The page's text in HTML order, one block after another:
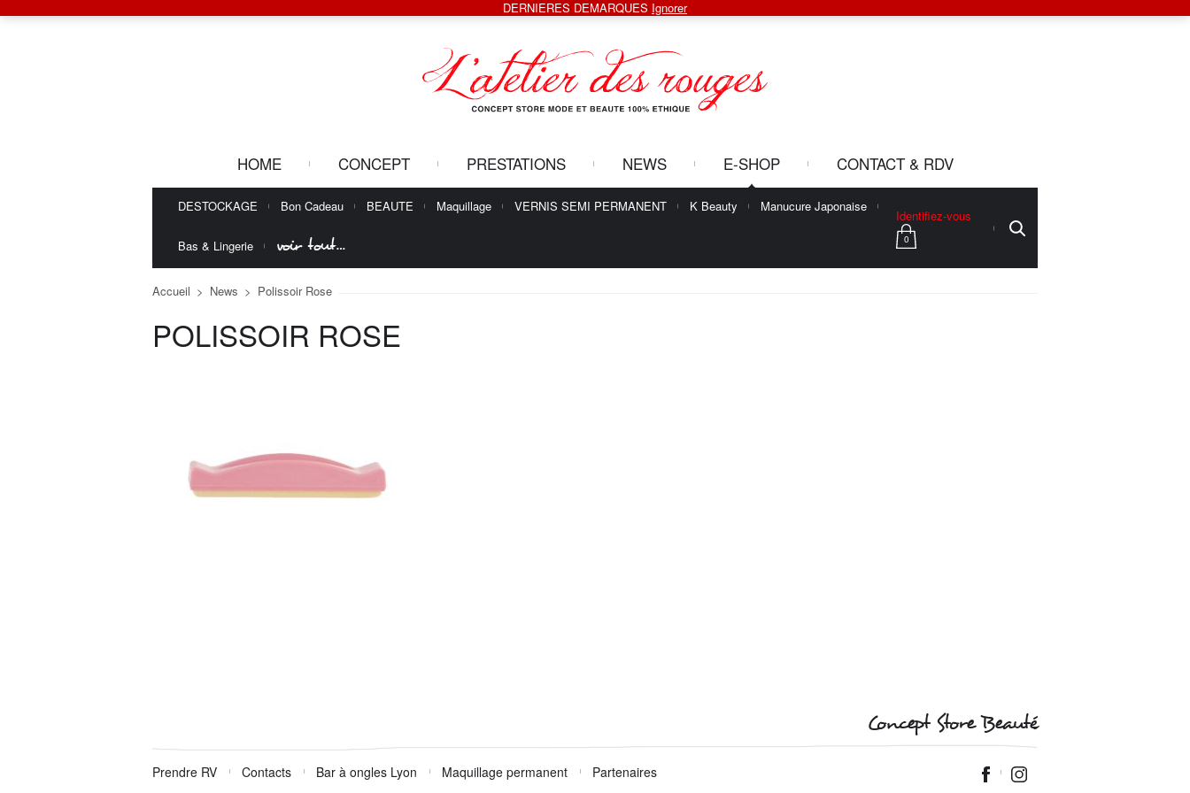
HOME CONCEPT PRESTATIONS NEWS E-SHOP CONTACT & RDV
DESTOCKAGE Bon Cadeau BEAUTE Maquillage VERNIS SEMI PERMANENT K Beauty Manucure Japonaise
Bas & Lingerie voir tout…
Identifiez-vous
0
Accueil > News > Polissoir Rose
POLISSOIR ROSE
Concept Store Beauté
Prendre RV Contacts Bar à ongles Lyon Maquillage permanent
Partenaires
DERNIERES DEMARQUES Ignorer